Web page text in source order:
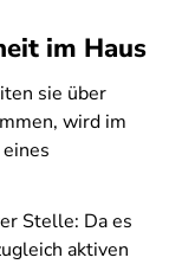
im Haus
sie über
wird im
Stelle: Da es
aktiven